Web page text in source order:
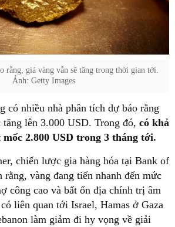
rằng, giá vàng vẫn sẽ tăng trong thời gian tới.
Ảnh: Getty Images
có nhiều nhà phân tích dự báo rằng
tăng lên 3.000 USD. Trong đó, có khả
mốc 2.800 USD trong 3 tháng tới.
chiến lược gia hàng hóa tại Bank of
rằng, vàng đang tiến nhanh đến mức
công cao và bất ổn địa chính trị âm
liên quan tới Israel, Hamas ở Gaza
làm giảm đi hy vọng về giải